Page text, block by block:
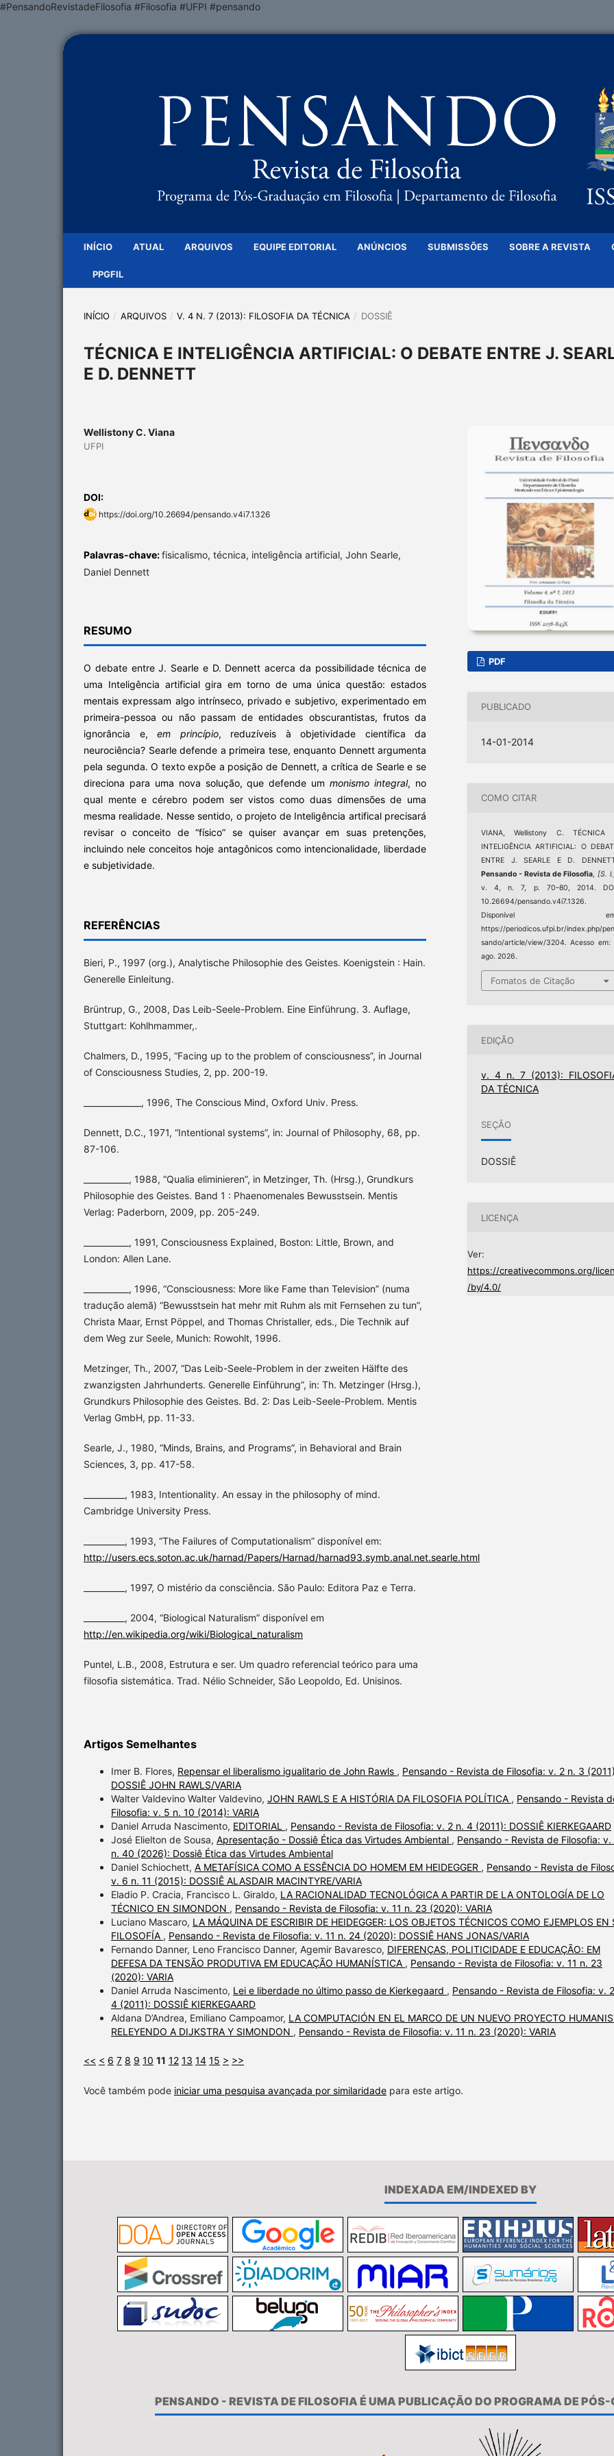
#PensandoRevistadeFilosofia #Filosofia #UFPI #pensando
INÍCIO ATUAL ARQUIVOS EQUIPE EDITORIAL ANÚNCIOS SUBMISSÕES SOBRE A REVISTA
PPGFIL
INÍCIO / ARQUIVOS / V. 4 N. 7 (2013): FILOSOFIA DA TÉCNICA / DOSSIÊ
TÉCNICA E INTELIGÊNCIA ARTIFICIAL: O DEBATE ENTRE J.
E D. DENNETT
Wellistony C. Viana
UFPI
DOI:
https://doi.org/10.26694/pensando.v4i7.1326
Palavras-chave:fisicalismo, técnica, inteligência artificial, John Searle,
Daniel Dennett
RESUMO
O debate entre J. Searle e D. Dennett acerca da possibilidade técnica de
uma Inteligência artificial gira em torno de uma única questão: estados
mentais expressam algo intrínseco, privado e subjetivo, experimentado em
primeira-pessoa ou não passam de entidades obscurantistas, frutos da
ignorância e, em princípio, reduzíveis à objetividade científica da
neurociência? Searle defende a primeira tese, enquanto Dennett argumenta
pela segunda. O texto expõe a posição de Dennett, a crítica de Searle e se
direciona para uma nova solução, que defende ummonismo integral, no
qual mente e cérebro podem ser vistos como duas dimensões de uma
mesma realidade. Nesse sentido, o projeto de Inteligência artifical precisará
revisar o conceito de “físico” se quiser avançar em suas pretenções,
incluindo nele conceitos hoje antagônicos como intencionalidade, liberdade
e subjetividade.
REFERÊNCIAS
Bieri, P., 1997 (org.), Analytische Philosophie des Geistes. Koenigstein : Hain.
Generelle Einleitung.
Brüntrup, G., 2008, Das Leib-Seele-Problem. Eine Einführung. 3. Auflage,
Stuttgart: Kohlhmammer,.
Chalmers, D., 1995, “Facing up to the problem of consciousness”, in Journal
of Consciousness Studies, 2, pp. 200-19.
______________, 1996, The Conscious Mind, Oxford Univ. Press.
Dennett, D.C., 1971, “Intentional systems”, in: Journal of Philosophy, 68, pp.
87-106.
___________, 1988, “Qualia eliminieren”, in Metzinger, Th. (Hrsg.), Grundkurs
Philosophie des Geistes. Band 1 : Phaenomenales Bewusstsein. Mentis
Verlag: Paderborn, 2009, pp. 205-249.
___________, 1991, Consciousness Explained, Boston: Little, Brown, and
London: Allen Lane.
___________, 1996, “Consciousness: More like Fame than Television” (numa
tradução alemã) “Bewusstsein hat mehr mit Ruhm als mit Fernsehen zu tun”,
Christa Maar, Ernst Pöppel, and Thomas Christaller, eds., Die Technik auf
dem Weg zur Seele, Munich: Rowohlt, 1996.
Metzinger, Th., 2007, “Das Leib-Seele-Problem in der zweiten Hälfte des
zwanzigsten Jahrhunderts. Generelle Einführung”, in: Th. Metzinger (Hrsg.),
Grundkurs Philosophie des Geistes. Bd. 2: Das Leib-Seele-Problem. Mentis
Verlag GmbH, pp. 11-33.
Searle, J., 1980, “Minds, Brains, and Programs”, in Behavioral and Brain
Sciences, 3, pp. 417-58.
__________, 1983, Intentionality. An essay in the philosophy of mind.
Cambridge University Press.
__________, 1993, “The Failures of Computationalism” disponível em:
http://users.ecs.soton.ac.uk/harnad/Papers/Harnad/harnad93.symb.anal.net.searle.html
__________, 1997, O mistério da consciência. São Paulo: Editora Paz e Terra.
__________, 2004, “Biological Naturalism” disponível em
http://en.wikipedia.org/wiki/Biological_naturalism
Puntel, L.B., 2008, Estrutura e ser. Um quadro referencial teórico para uma
filosofia sistemática. Trad. Nélio Schneider, São Leopoldo, Ed. Unisinos.
PDF
PUBLICADO
14-01-2014
COMO CITAR
VIANA, Wellistony C. TÉCNICA
INTELIGÊNCIA ARTIFICIAL: O
ENTRE J. SEARLE E D.
Pensando - Revista de Filosofia, [S.
v. 4, n. 7, p. 70–80, 2014.
10.26694/pensando.v4i7.1326.
Disponível
https://periodicos.ufpi.br/index.php/
sando/article/view/3204. Acesso em:
ago. 2026.
Fomatos de Citação
EDIÇÃO
v. 4 n. 7 (2013):
DA TÉCNICA
SEÇÃO
DOSSIÊ
LICENÇA
Ver:
https://creativecommons.org/
/by/4.0/
Artigos Semelhantes
Imer B. Flores, Repensar el liberalismo igualitario de John Rawls , Pensando - Revista de Filosofia: v. 2 n. 3
DOSSIÊ JOHN RAWLS/VARIA
Walter Valdevino Walter Valdevino, JOHN RAWLS E A HISTÓRIA DA FILOSOFIA POLÍTICA , Pensando - Revista
Filosofia: v. 5 n. 10 (2014): VARIA
Daniel Arruda Nascimento, EDITORIAL , Pensando - Revista de Filosofia: v. 2 n. 4 (2011): DOSSIÊ KIERKEGAARD
José Elielton de Sousa, Apresentação - Dossiê Ética das Virtudes Ambiental , Pensando - Revista de Filosofia: v.
n. 40 (2026): Dossiê Ética das Virtudes Ambiental
Daniel Schiochett, A METAFÍSICA COMO A ESSÊNCIA DO HOMEM EM HEIDEGGER , Pensando - Revista de
v. 6 n. 11 (2015): DOSSIÊ ALASDAIR MACINTYRE/VARIA
Eladio P. Cracia, Francisco L. Giraldo, LA RACIONALIDAD TECNOLÓGICA A PARTIR DE LA ONTOLOGÍA DE LO
TÉCNICO EN SIMONDON , Pensando - Revista de Filosofia: v. 11 n. 23 (2020): VARIA
Luciano Mascaro, LA MÁQUINA DE ESCRIBIR DE HEIDEGGER: LOS OBJETOS TÉCNICOS COMO EJEMPLOS EN
FILOSOFÍA , Pensando - Revista de Filosofia: v. 11 n. 24 (2020): DOSSIÊ HANS JONAS/VARIA
Fernando Danner, Leno Francisco Danner, Agemir Bavaresco, DIFERENÇAS, POLITICIDADE E EDUCAÇÃO: EM
DEFESA DA TENSÃO PRODUTIVA EM EDUCAÇÃO HUMANÍSTICA , Pensando - Revista de Filosofia: v. 11 n. 23
(2020): VARIA
Daniel Arruda Nascimento, Lei e liberdade no último passo de Kierkegaard , Pensando - Revista de Filosofia: v.
4 (2011): DOSSIÊ KIERKEGAARD
Aldana D’Andrea, Emiliano Campoamor, LA COMPUTACIÓN EN EL MARCO DE UN NUEVO PROYECTO
RELEYENDO A DIJKSTRA Y SIMONDON , Pensando - Revista de Filosofia: v. 11 n. 23 (2020): VARIA
<< < 6 7 8 9 10 11 12 13 14 15 > >>
Você também pode iniciar uma pesquisa avançada por similaridade para este artigo.
INDEXADA EM/INDEXED BY
PENSANDO - REVISTA DE FILOSOFIA É UMA PUBLICAÇÃO DO PROGRAMA DE